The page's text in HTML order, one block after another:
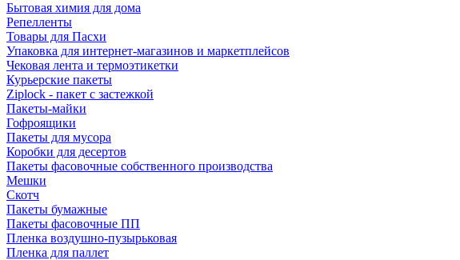
Бытовая химия для дома
Репелленты
Товары для Пасхи
Упаковка для интернет-магазинов и маркетплейсов
Чековая лента и термоэтикетки
Курьерские пакеты
Ziplock - пакет с застежкой
Пакеты-майки
Гофроящики
Пакеты для мусора
Коробки для десертов
Пакеты фасовочные собственного производства
Мешки
Скотч
Пакеты бумажные
Пакеты фасовочные ПП
Пленка воздушно-пузырьковая
Пленка для паллет